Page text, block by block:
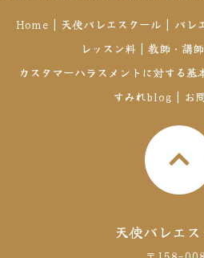
Home | 天使バレエスクール | バレ
レッスン料 | 教師・講
カスタマーハラスメントに対する基
すみれblog | お
天使バレエ